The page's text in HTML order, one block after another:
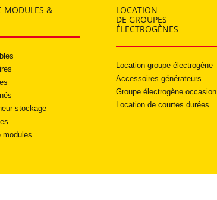
MODULES &
stockage
modules
LOCATION
DE GROUPES
ÉLECTROGÈNES
Location groupe électrogène
Accessoires générateurs
Groupe électrogène occasion
Location de courtes durées